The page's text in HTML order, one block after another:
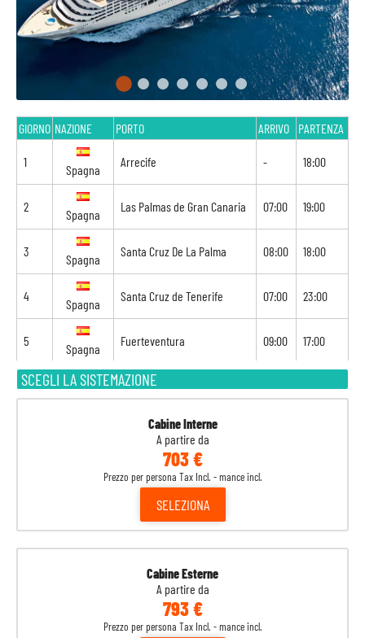
SCEGLI LA SISTEMAZIONE
Cabine Interne
A partire da
703 €
Prezzo per persona Tax Incl. - mance incl.
SELEZIONA
Cabine Esterne
A partire da
793 €
Prezzo per persona Tax Incl. - mance incl.
GIORNO NAZIONE PORTO ARRIVO PARTENZA
1
Spagna
Arrecife - 18:00
2
Spagna
Las Palmas de Gran Canaria 07:00 19:00
3
Spagna
Santa Cruz De La Palma 08:00 18:00
4
Spagna
Santa Cruz de Tenerife 07:00 23:00
5
Spagna
Fuerteventura 09:00 17:00
6
Portogallo
Funchal 10:00 20:00
Navigazione